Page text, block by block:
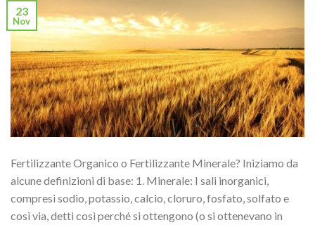
23
Nov
Fertilizzante Organico o Fertilizzante Minerale? Iniziamo da
alcune definizioni di base: 1. Minerale: I sali inorganici,
compresi sodio, potassio, calcio, cloruro, fosfato, solfato e
così via, detti così perché si ottengono (o si ottenevano in